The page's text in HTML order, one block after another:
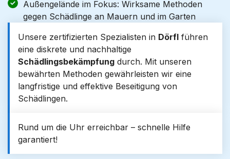
Außengelände im Fokus: Wirksame Methoden
gegen Schädlinge an Mauern und im Garten
Unsere zertifizierten Spezialisten in Dörfl führen
eine diskrete und nachhaltige
Schädlingsbekämpfung durch. Mit unseren
bewährten Methoden gewährleisten wir eine
langfristige und effektive Beseitigung von
Schädlingen.
Rund um die Uhr erreichbar – schnelle Hilfe
garantiert!